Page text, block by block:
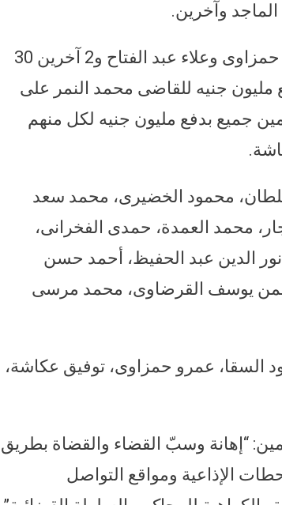
وآخرين.
وقضت جنايات القاهرة بتغريم توفيق عكاشة وعمرو حمزاوى وعلاء عبد الفتاح و2 آخرين 30
جنيه للقاضى محمد النمر على
جميع بدفع مليون جنيه لكل منهم
سنوات هم عصام سلطان، محمود الخضيرى، محمد سعد
محمد العمدة، حمدى الفخرانى،
الدين عبد الحفيظ، أحمد حسن
يوسف القرضاوى، محمد مرسى
30 ألف جنيه هم محمود السقا، عمرو حمزاوى، توفيق عكاشة،
“إهانة وسبّ القضاء والقضاة بطريق
الإذاعية ومواقع التواصل